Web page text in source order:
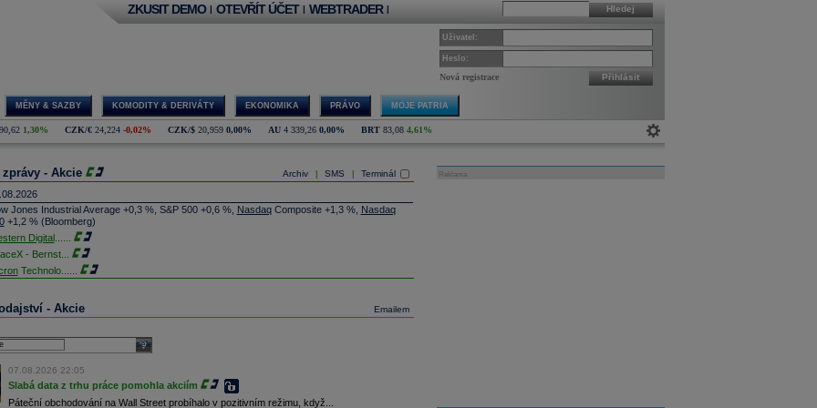
Hledej
ZKUSIT DEMO | OTEVŘÍT ÚČET | WEBTRADER |
Uživatel:
Heslo:
Nová registrace Přihlásit
MĚNY & SAZBY KOMODITY & DERIVÁTY EKONOMIKA PRÁVO MOJE PATRIA
1,30% CZK/€ 24,224 -0,02% CZK/$ 20,959 0,00% AU 4 339,26 0,00% BRT 83,08 4,61%
Archiv SMS Terminál
zprávy - Akcie
Jones Industrial Average +0,3 %, S&P 500 +0,6 %, NasdaqComposite +1,3 %, Nasdaq
+1,2 % (Bloomberg)
Digital......
- Bernst...
Technolo......
obchodů s akciemi na pražské burze za dnešní den je 0,831 mld. Kč. Průměrný objem
za poslední rok je 0,665 mld. Kč.
výroby balistických střel ATACMS ve spolupráci s americkou firmou
dobu potrvá. Agentuře Reuters to řekl generální ředitel německé zbrojovky
Papperger. Společná výroba s Lockheedem v Německu by podle něj mohla pomoci
arzenál Spojeným státům, které mají zvýšenou spotřebu střel kvůli válce s Íránem
Emailem
- Akcie
select
07.08.2026 22:05
Slabá data z trhu práce pomohla akciím
Páteční obchodování na Wall Street probíhalo v pozitivním režimu, když...
Reklama